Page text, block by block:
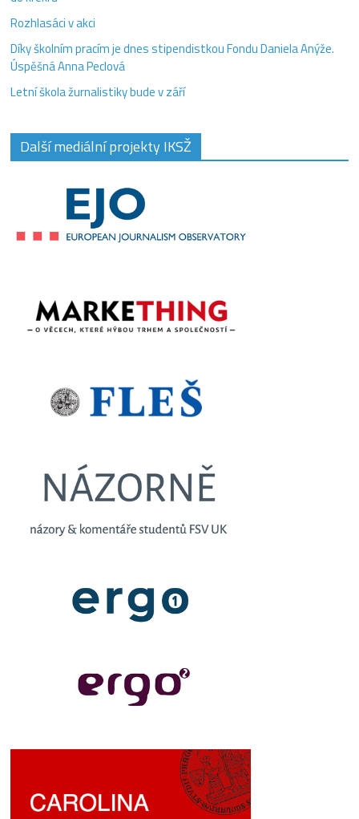
Rozhlasáci v akci
Díky školním pracím je dnes stipendistkou Fondu Daniela Anýže.
Úspěšná Anna Peclová
Letní škola žurnalistiky bude v září
Další mediální projekty IKSŽ